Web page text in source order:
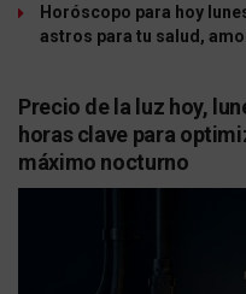
Horóscopo para hoy
astros para tu salud,
Precio de la luz hoy,
horas clave para
máximo nocturno